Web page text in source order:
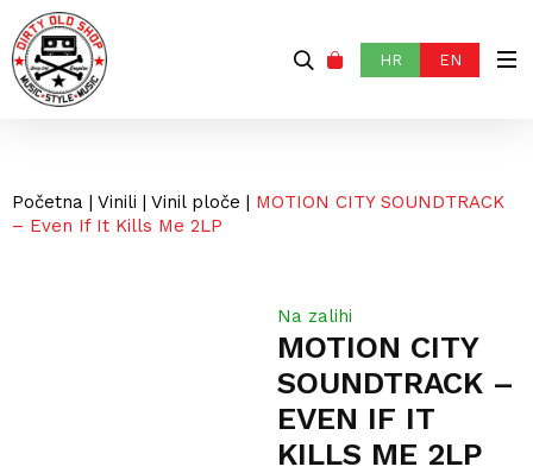
HR EN
Početna | Vinili | Vinil ploče | MOTION CITY SOUNDTRACK
– Even If It Kills Me 2LP
MOTION CITY
SOUNDTRACK –
EVEN IF IT
KILLS ME 2LP
Na zalihi